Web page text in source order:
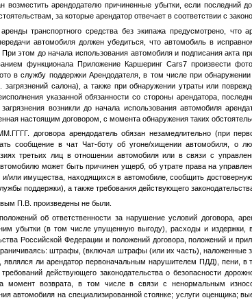
возместить арендодателю причиненные убытки, если последний
за которые арендатор отвечает в соответствии с
транспортного средства без экипажа предусмотрено, что
автомобиля должен убедиться, что автомобиль в
При этом до начала использования автомобиля и подписания акта
функционала Приложение Каршеринг Cars7 произвести
в службу поддержки Арендодателя, в том числе при
салона), а также при обнаружении утраты или
указанной обязанности со стороны арендатора,
возникли до начала использования автомобиля
настоящим договором, с момента обнаружения таких
. договора арендодатель обязан незамедлительно (при
сообщение в чат Чат-боту об угоне/хищении автомобиля, о
третьих лиц в отношении автомобиля или в связи с
может быть причинен ущерб, об утрате права на
и/или имущества, находящихся в автомобиле, сообщить
поддержки), а также требования действующего
П.В. произведены не были.
об ответственности за нарушение условий договора,
убытки (в том числе упущенную выгоду), расходы и издержки,
Российской Федерации и положений договора, положений и
штрафы, (включая штрафы (или их часть), наложенные
ли арендатор первоначальным нарушителем ПДД), пени, в
действующего законодательства о безопасности
момент возврата, в том числе в связи с ненормальным
автомобиля на специализированной стоянке; услуги оценщика;